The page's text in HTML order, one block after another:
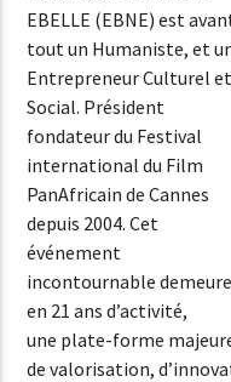
EMISSION EN COURS
INTERVIEW
11:00 12:00
NSD RADIO
EBELLE (EBNE) est
tout un Humaniste, et
Entrepreneur Culturel et
Social. Président
fondateur du Festival
international du Film
PanAfricain de Cannes
depuis 2004. Cet
événement
incontournable demeure
en 21 ans d’activité,
une plate-forme
de valorisation,